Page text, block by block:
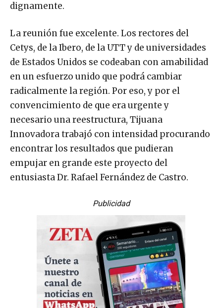
dignamente.
La reunión fue excelente. Los rectores del
Cetys, de la Ibero, de la UTT y de universidades
de Estados Unidos se codeaban con amabilidad
en un esfuerzo unido que podrá cambiar
radicalmente la región. Por eso, y por el
convencimiento de que era urgente y
necesario una reestructura, Tijuana
Innovadora trabajó con intensidad procurando
encontrar los resultados que pudieran
empujar en grande este proyecto del
entusiasta Dr. Rafael Fernández de Castro.
Publicidad